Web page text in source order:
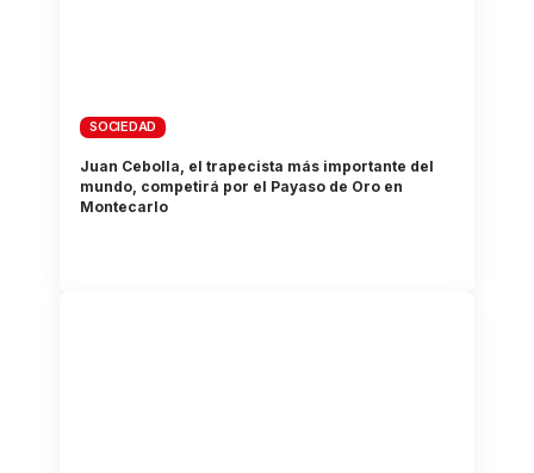
SOCIEDAD
Juan Cebolla, el trapecista más importante del
mundo, competirá por el Payaso de Oro en
Montecarlo